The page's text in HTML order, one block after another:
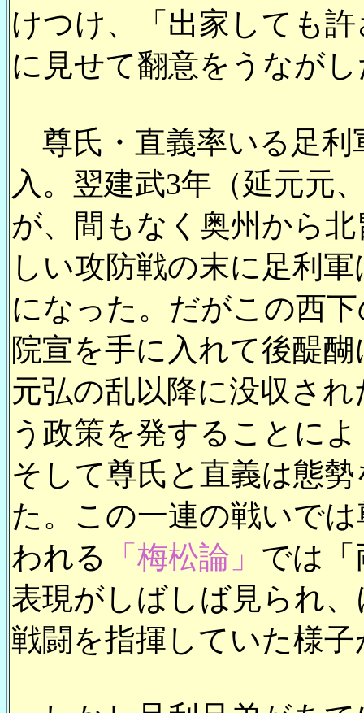
けつけ、「出家しても
に見せて翻意をうなが
尊氏・直義率いる足利
入。翌建武3年（延元元
が、間もなく奥州から
しい攻防戦の末に足利
になった。だがこの西
院宣を手に入れて後醍
元弘の乱以降に没収さ
う政策を発することに
そして尊氏と直義は態
た。この一連の戦いで
われる
「梅松論」 では
表現がしばしば見られ
戦闘を指揮していた様